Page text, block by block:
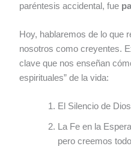
paréntesis accidental, fue
Hoy, hablaremos de lo que
nosotros como creyentes.
clave que nos enseñan
espirituales” de la vida:
El Silencio de
La Fe en la
pero creemos todo